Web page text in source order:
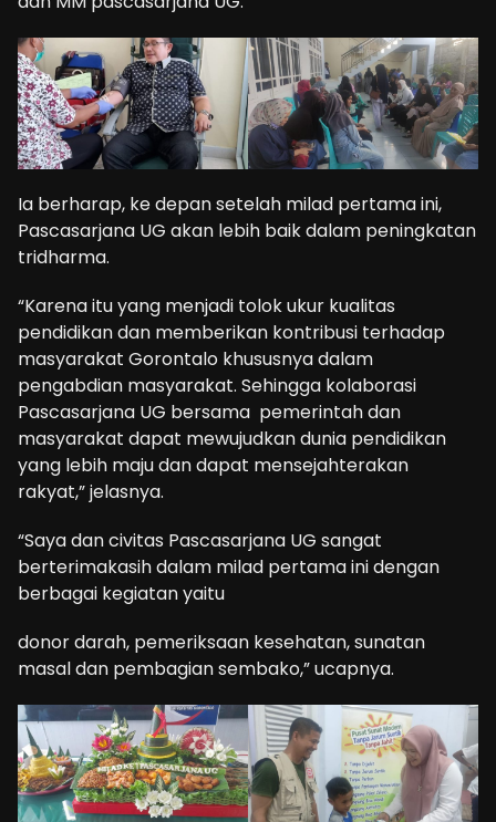
Ia berharap, ke depan setelah milad pertama ini,
Pascasarjana UG akan lebih baik dalam peningkatan
tridharma.
“Karena itu yang menjadi tolok ukur kualitas
pendidikan dan memberikan kontribusi terhadap
masyarakat Gorontalo khususnya dalam
pengabdian masyarakat. Sehingga kolaborasi
Pascasarjana UG bersama pemerintah dan
masyarakat dapat mewujudkan dunia pendidikan
yang lebih maju dan dapat mensejahterakan
rakyat,” jelasnya.
“Saya dan civitas Pascasarjana UG sangat
berterimakasih dalam milad pertama ini dengan
berbagai kegiatan yaitu
donor darah, pemeriksaan kesehatan, sunatan
masal dan pembagian sembako,” ucapnya.